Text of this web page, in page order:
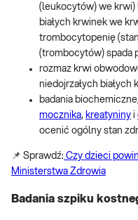
(leukocytów) we krwi)
białych krwinek we
trombocytopenię
(trombocytów) spada
rozmaz krwi
niedojrzałych białych
badania
mocznika, kreatyniny i
ocenić ogólny stan
📌 Sprawdź: Czy dzieci
Ministerstwa Zdrowia
Badania szpiku